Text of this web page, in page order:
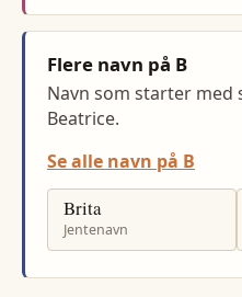
Flere navn på B
Navn som starter med
Beatrice.
Se alle navn på B
Brita
Jentenavn